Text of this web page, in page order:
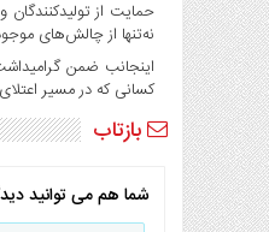
حمایت از
نه‌تنها از چالش‌های
اینجانب ضمن
کسانی که در مسیر
بازتاب
شما هم می توانید